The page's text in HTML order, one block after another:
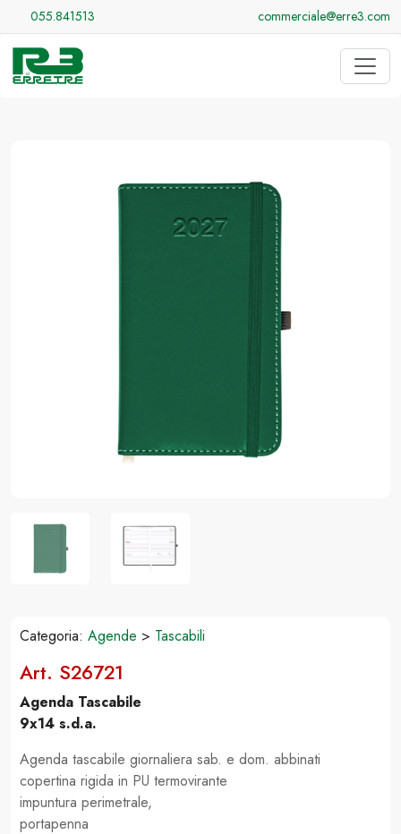
055.841513 commerciale@erre3.com
Categoria: Agende > Tascabili
Art. S26721
Agenda Tascabile
9x14 s.d.a.
Agenda tascabile giornaliera sab. e dom. abbinati
copertina rigida in PU termovirante
impuntura perimetrale,
portapenna